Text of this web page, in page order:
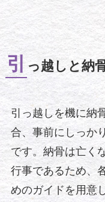
引 っ越しと納
引っ越しを機に納
合、事前にしっか
です。納骨は亡く
行事であるため、
めのガイドを用意